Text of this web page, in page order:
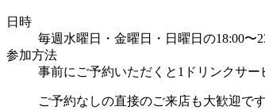
日時
毎週水曜日・金曜日・日曜日の18:00〜
参加方法
事前にご予約いただくと1ドリンクサ
ご予約なしの直接のご来店も大歓迎です